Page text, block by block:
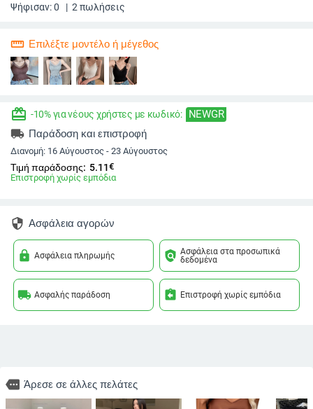
Ψήφισαν:0 | 2 πωλήσεις
straighten Επιλέξτε μοντέλο ή μέγεθος
redeem -10% για νέους χρήστες με κωδικό: NEWGR
local_shipping Παράδοση και επιστροφή
Διανομή: 16 Αύγουστος - 23 Αύγουστος
Τιμή παράδοσης: 5.11€
Επιστροφή χωρίς εμπόδια
security Ασφάλεια αγορών
lock Ασφάλεια πληρωμής policy Ασφάλεια στα προσωπικά
δεδομένα
local_shipping Ασφαλής παράδοση assignment_return Επιστροφή χωρίς εμπόδια
more Άρεσε σε άλλες πελάτες